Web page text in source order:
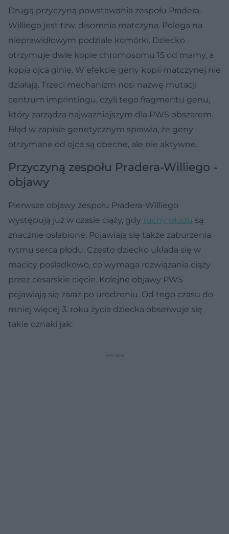
Drugą przyczyną powstawania zespołu Pradera-
Williego jest tzw. disomnia matczyna. Polega na
nieprawidłowym podziale komórki. Dziecko
otrzymuje dwie kopie chromosomu 15 od mamy, a
kopia ojca ginie. W efekcie geny kopii matczynej nie
działają. Trzeci mechanizm nosi nazwę mutacji
centrum imprintingu, czyli tego fragmentu genu,
który zarządza najważniejszym dla PWS obszarem.
Błąd w zapisie genetycznym sprawia, że geny
otrzymane od ojca są obecne, ale nie aktywne.
Przyczyną zespołu Pradera-Williego -
objawy
Pierwsze objawy zespołu Pradera-Williego
występują już w czasie ciąży, gdy ruchy płodu są
znacznie osłabione. Pojawiają się także zaburzenia
rytmu serca płodu. Często dziecko układa się w
macicy pośladkowo, co wymaga rozwiązania ciąży
przez cesarskie cięcie. Kolejne objawy PWS
pojawiają się zaraz po urodzeniu. Od tego czasu do
mniej więcej 3. roku życia dziecka obserwuje się
takie oznaki jak: